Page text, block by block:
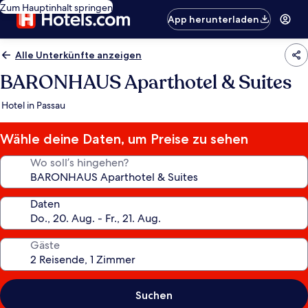
Zum Hauptinhalt springen
App herunterladen
Alle Unterkünfte anzeigen
BARONHAUS Aparthotel & Suites
Hotel in Passau
Wähle deine Daten, um Preise zu sehen
Wo soll’s hingehen?
Daten
Gäste
Suchen